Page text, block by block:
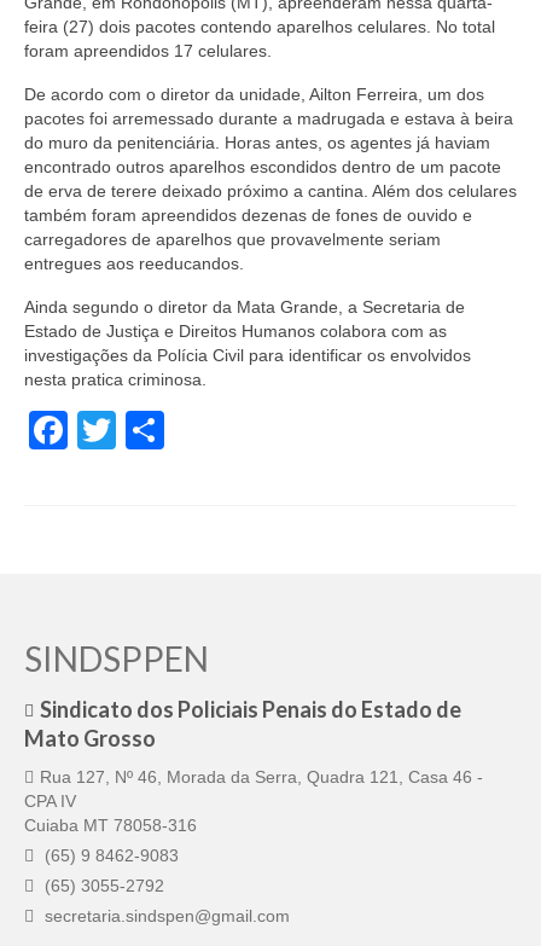
Tabela Salarial do Sistema Penitenciário
Servidores Penitenciários de Mato Grosso
Filie-se
Notícias Gerais
Artigos
Nota de Falecimento
Notícias
Pautas Nacionais
Área do Filiado
feira (27) dois pacotes contendo aparelhos celulares. No total
foram apreendidos 17 celulares.
De acordo com o diretor da unidade, Ailton Ferreira, um dos
pacotes foi arremessado durante a madrugada e estava à beira
do muro da penitenciária. Horas antes, os agentes já haviam
encontrado outros aparelhos escondidos dentro de um pacote
de erva de terere deixado próximo a cantina. Além dos celulares
também foram apreendidos dezenas de fones de ouvido e
carregadores de aparelhos que provavelmente seriam
entregues aos reeducandos.
Ainda segundo o diretor da Mata Grande, a Secretaria de
Estado de Justiça e Direitos Humanos colabora com as
investigações da Polícia Civil para identificar os envolvidos
nesta pratica criminosa.
Facebook
Twitter
SINDSPPEN
Sindicato dos Policiais Penais do Estado de
Mato Grosso
Rua 127, Nº 46, Morada da Serra, Quadra 121, Casa 46 -
CPA IV
Cuiaba MT 78058-316
(65) 9 8462-9083
(65) 3055-2792
secretaria.sindspen@gmail.com